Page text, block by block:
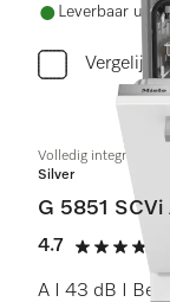
Leverbaar uit
Volledig
Silver
G 5851 SCVi
4.7
4.7 sterren
A I 43 dB I